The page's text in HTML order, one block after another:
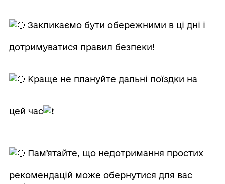
Закликаємо бути обережними в ці дні і
дотримуватися правил безпеки!
Краще не плануйте дальні поїздки на
цей час
Памʼятайте, що недотримання простих
рекомендацій може обернутися для вас